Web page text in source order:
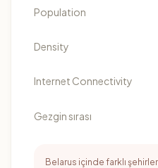
Population
Density
Internet Connectivity
Gezgin sırası
Belarus içinde farklı